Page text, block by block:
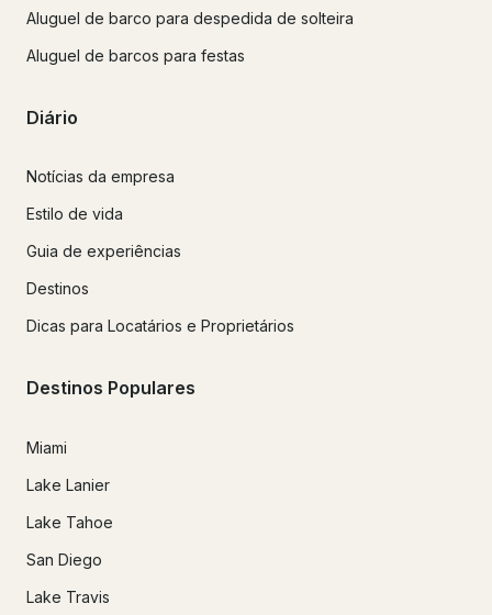
Aluguel de barco para despedida de solteira
Aluguel de barcos para festas
Diário
Notícias da empresa
Estilo de vida
Guia de experiências
Destinos
Dicas para Locatários e Proprietários
Destinos Populares
Miami
Lake Lanier
Lake Tahoe
San Diego
Lake Travis